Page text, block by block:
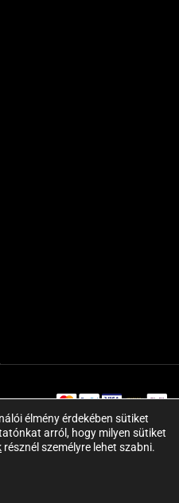
élmény érdekében sütiket
arról, hogy milyen sütiket
résznél személyre lehet szabni.